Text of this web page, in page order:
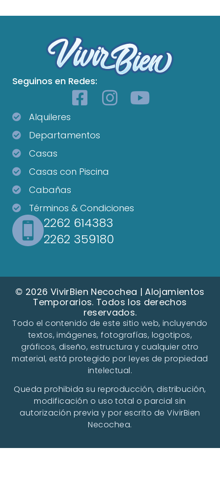
Seguinos en Redes:
Alquileres
Departamentos
Casas
Casas con Piscina
Cabañas
Términos & Condiciones
2262 614383
2262 359180
© 2026 VivirBien Necochea | Alojamientos
Temporarios. Todos los derechos
reservados.
Todo el contenido de este sitio web, incluyendo
textos, imágenes, fotografías, logotipos,
gráficos, diseño, estructura y cualquier otro
material, está protegido por leyes de propiedad
intelectual.
Queda prohibida su reproducción, distribución,
modificación o uso total o parcial sin
autorización previa y por escrito de VivirBien
Necochea.